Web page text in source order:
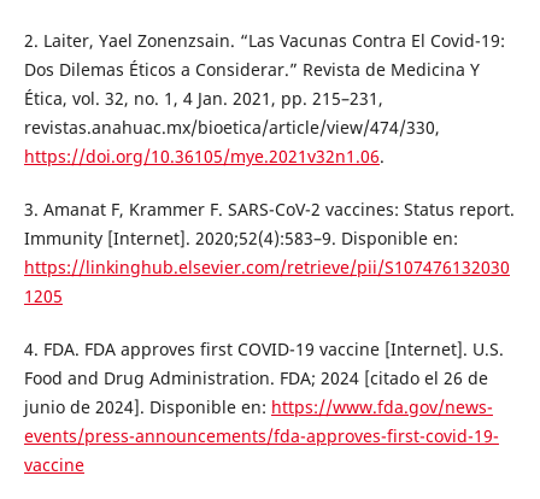
2. Laiter, Yael Zonenzsain. “Las Vacunas Contra El Covid-19:
Dos Dilemas Éticos a Considerar.” Revista de Medicina Y
Ética, vol. 32, no. 1, 4 Jan. 2021, pp. 215–231,
revistas.anahuac.mx/bioetica/article/view/474/330,
https://doi.org/10.36105/mye.2021v32n1.06.
3. Amanat F, Krammer F. SARS-CoV-2 vaccines: Status report.
Immunity [Internet]. 2020;52(4):583–9. Disponible en:
https://linkinghub.elsevier.com/retrieve/pii/S107476132030
1205
4. FDA. FDA approves first COVID-19 vaccine [Internet]. U.S.
Food and Drug Administration. FDA; 2024 [citado el 26 de
junio de 2024]. Disponible en: https://www.fda.gov/news-
events/press-announcements/fda-approves-first-covid-19-
vaccine